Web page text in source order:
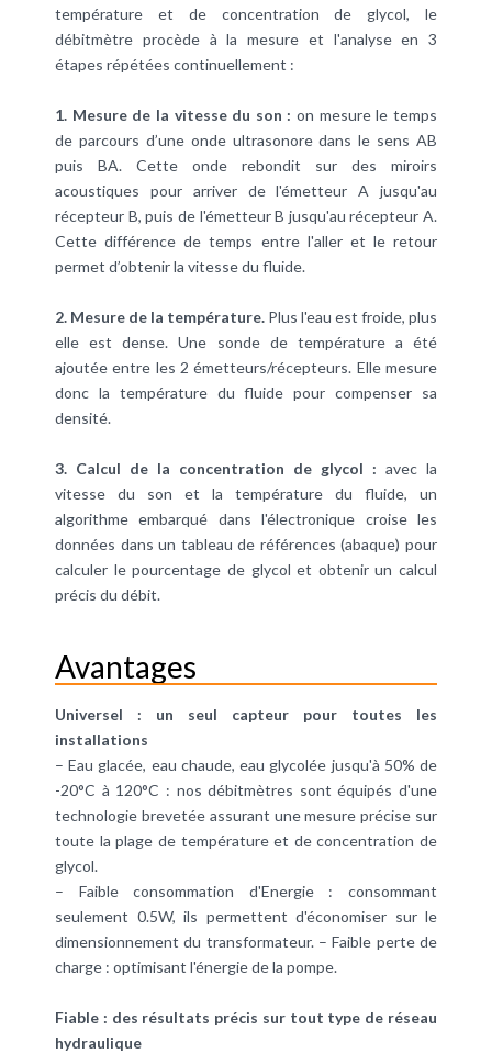
température et de concentration de glycol, le
débitmètre procède à la mesure et l'analyse en 3
étapes répétées continuellement :
1. Mesure de la vitesse du son : on mesure le temps
de parcours d’une onde ultrasonore dans le sens AB
puis BA. Cette onde rebondit sur des miroirs
acoustiques pour arriver de l'émetteur A jusqu'au
récepteur B, puis de l'émetteur B jusqu'au récepteur A.
Cette différence de temps entre l'aller et le retour
permet d’obtenir la vitesse du fluide.
2. Mesure de la température. Plus l'eau est froide, plus
elle est dense. Une sonde de température a été
ajoutée entre les 2 émetteurs/récepteurs. Elle mesure
donc la température du fluide pour compenser sa
densité.
3. Calcul de la concentration de glycol : avec la
vitesse du son et la température du fluide, un
algorithme embarqué dans l'électronique croise les
données dans un tableau de références (abaque) pour
calculer le pourcentage de glycol et obtenir un calcul
précis du débit.
Avantages
Universel : un seul capteur pour toutes les
installations
– Eau glacée, eau chaude, eau glycolée jusqu'à 50% de
-20°C à 120°C : nos débitmètres sont équipés d'une
technologie brevetée assurant une mesure précise sur
toute la plage de température et de concentration de
glycol.
– Faible consommation d'Energie : consommant
seulement 0.5W, ils permettent d'économiser sur le
dimensionnement du transformateur. – Faible perte de
charge : optimisant l'énergie de la pompe.
Fiable : des résultats précis sur tout type de réseau
hydraulique